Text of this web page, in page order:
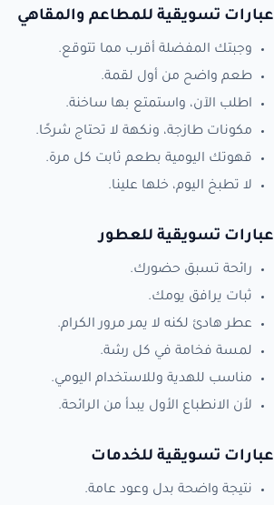
عبارات تسويقية للمطاعم والمقاهي
وجبتك المفضلة أقرب مما تتوقع.
طعم واضح من أول لقمة.
اطلب الآن، واستمتع بها ساخنة.
مكونات طازجة، ونكهة لا تحتاج شرحًا.
قهوتك اليومية بطعم ثابت كل مرة.
لا تطبخ اليوم، خلها علينا.
عبارات تسويقية للعطور
رائحة تسبق حضورك.
ثبات يرافق يومك.
عطر هادئ لكنه لا يمر مرور الكرام.
لمسة فخامة في كل رشة.
مناسب للهدية وللاستخدام اليومي.
لأن الانطباع الأول يبدأ من الرائحة.
عبارات تسويقية للخدمات
نتيجة واضحة بدل وعود عامة.